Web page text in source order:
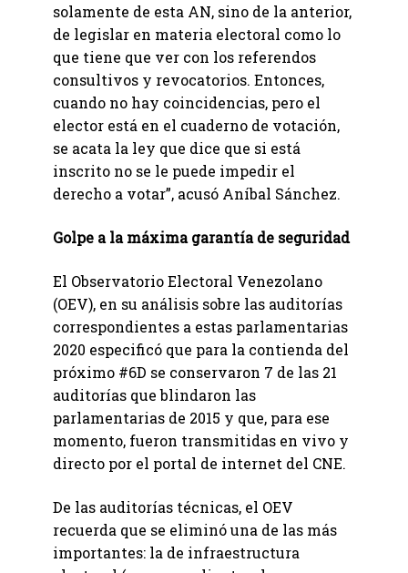
solamente de esta AN, sino de la anterior,
de legislar en materia electoral como lo
que tiene que ver con los referendos
consultivos y revocatorios. Entonces,
cuando no hay coincidencias, pero el
elector está en el cuaderno de votación,
se acata la ley que dice que si está
inscrito no se le puede impedir el
derecho a votar”, acusó Aníbal Sánchez.
Golpe a la máxima garantía de seguridad
El Observatorio Electoral Venezolano
(OEV), en su análisis sobre las auditorías
correspondientes a estas parlamentarias
2020 especificó que para la contienda del
próximo #6D se conservaron 7 de las 21
auditorías que blindaron las
parlamentarias de 2015 y que, para ese
momento, fueron transmitidas en vivo y
directo por el portal de internet del CNE.
De las auditorías técnicas, el OEV
recuerda que se eliminó una de las más
importantes: la de infraestructura